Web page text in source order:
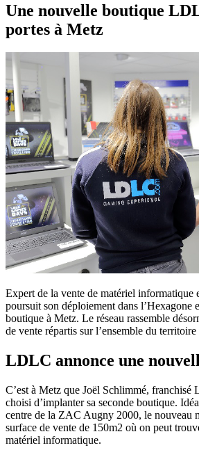
Une nouvelle boutique
portes à Metz
Expert de la vente de matériel informatique
poursuit son déploiement dans l’Hexagone
boutique à Metz. Le réseau rassemble
de vente répartis sur l’ensemble du
LDLC annonce une
C’est à Metz que Joël Schlimmé,
choisi d’implanter sa seconde boutique.
centre de la ZAC Augny 2000, le nouveau
surface de vente de 150m2 où on peut
matériel informatique.